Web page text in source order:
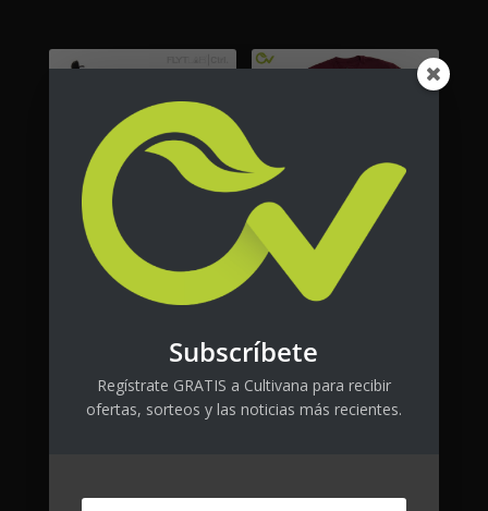
FlytLab CTRL
+ tax
Es alergia
25.00 + tax
Subscríbete
Regístrate GRATIS a Cultivana para recibir
ofertas, sorteos y las noticias más recientes.